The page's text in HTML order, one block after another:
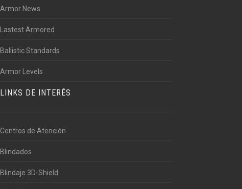
Armor News
Lastest Armored
Ballistic Standards
Armor Levels
LINKS DE INTERÉS
Centros de Atención
Blindados
Blindaje 3D-Shield